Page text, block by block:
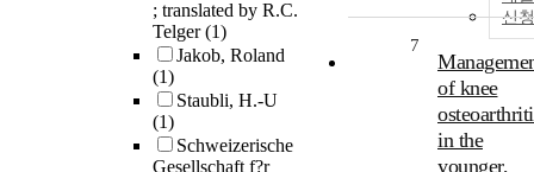
; translated by R.C.
Telger(1)
Jakob, Roland
(1)
Staubli, H.-U
(1)
Schweizerische
Gesellschaft f?r
신청
7
of knee
in the
younger,